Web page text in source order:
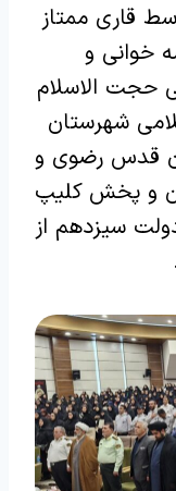
قاری ممتاز
خوانی و
حجت الاسلام
شهرستان
قدس رضوی و
و پخش کلیپ
سیزدهم از